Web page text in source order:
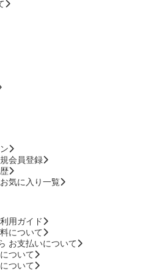
会員登録
お気に入り一覧
用ガイド
について
お支払いについて
ついて
ついて